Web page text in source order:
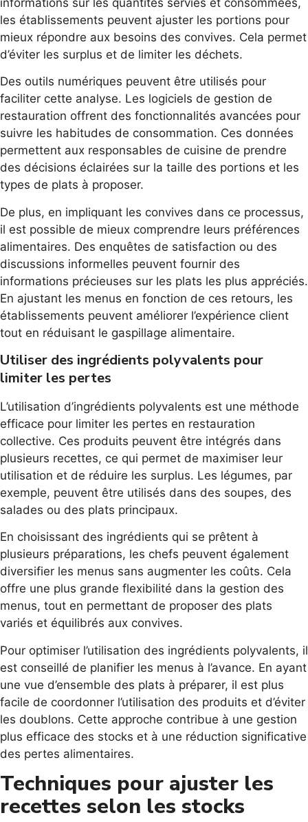
les établissements peuvent ajuster les portions pour
mieux répondre aux besoins des convives. Cela permet
d’éviter les surplus et de limiter les déchets.
Des outils numériques peuvent être utilisés pour
faciliter cette analyse. Les logiciels de gestion de
restauration offrent des fonctionnalités avancées pour
suivre les habitudes de consommation. Ces données
permettent aux responsables de cuisine de prendre
des décisions éclairées sur la taille des portions et les
types de plats à proposer.
De plus, en impliquant les convives dans ce processus,
il est possible de mieux comprendre leurs préférences
alimentaires. Des enquêtes de satisfaction ou des
discussions informelles peuvent fournir des
informations précieuses sur les plats les plus appréciés.
En ajustant les menus en fonction de ces retours, les
établissements peuvent améliorer l’expérience client
tout en réduisant le gaspillage alimentaire.
Utiliser des ingrédients polyvalents pour
limiter les pertes
L’utilisation d’ingrédients polyvalents est une méthode
efficace pour limiter les pertes en restauration
collective. Ces produits peuvent être intégrés dans
plusieurs recettes, ce qui permet de maximiser leur
utilisation et de réduire les surplus. Les légumes, par
exemple, peuvent être utilisés dans des soupes, des
salades ou des plats principaux.
En choisissant des ingrédients qui se prêtent à
plusieurs préparations, les chefs peuvent également
diversifier les menus sans augmenter les coûts. Cela
offre une plus grande flexibilité dans la gestion des
menus, tout en permettant de proposer des plats
variés et équilibrés aux convives.
Pour optimiser l’utilisation des ingrédients polyvalents, il
est conseillé de planifier les menus à l’avance. En ayant
une vue d’ensemble des plats à préparer, il est plus
facile de coordonner l’utilisation des produits et d’éviter
les doublons. Cette approche contribue à une gestion
plus efficace des stocks et à une réduction significative
des pertes alimentaires.
Techniques pour ajuster les
recettes selon les stocks